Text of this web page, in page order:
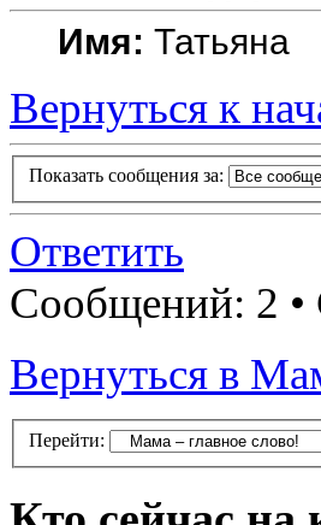
Имя: Татьяна
Вернуться к
Показать сообщения за:
Ответить
Сообщений: 2 •
Вернуться в
Перейти: